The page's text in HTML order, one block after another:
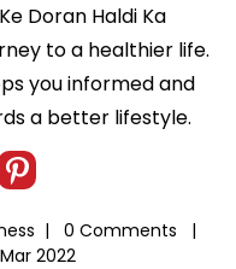
Doran Haldi Ka
to a healthier life.
you informed and
a better lifestyle.
|
0 Comments |
Mar 2022